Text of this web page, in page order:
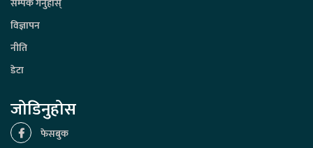
विज्ञापन
नीति
डेटा
जोडिनुहोस
फेसबुक